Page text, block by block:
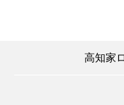
高知家